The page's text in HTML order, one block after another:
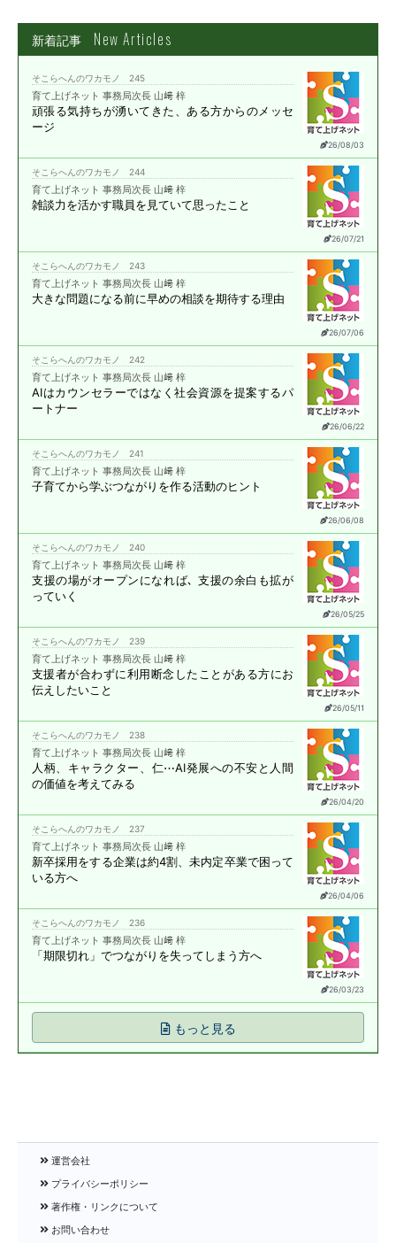
新着記事 New Articles
26/08/03
そこらへんのワカモノ 245
育て上げネット 事務局次長 山﨑 梓
頑張る気持ちが湧いてきた、 ある方からのメッセ
ージ
26/07/21
そこらへんのワカモノ 244
育て上げネット 事務局次長 山﨑 梓
雑談力を活かす職員を見ていて思ったこと
26/07/06
そこらへんのワカモノ 243
育て上げネット 事務局次長 山﨑 梓
大きな問題になる前に早めの相談を期待する理由
26/06/22
そこらへんのワカモノ 242
育て上げネット 事務局次長 山﨑 梓
AIはカウンセラーではなく社会資源を提案するパ
ートナー
26/06/08
そこらへんのワカモノ 241
育て上げネット 事務局次長 山﨑 梓
子育てから学ぶつながりを作る活動のヒント
26/05/25
そこらへんのワカモノ 240
育て上げネット 事務局次長 山﨑 梓
支援の場がオープンになれば､支援の余白も拡が
っていく
26/05/11
そこらへんのワカモノ 239
育て上げネット 事務局次長 山﨑 梓
支援者が合わずに利用断念したことがある方にお
伝えしたいこと
26/04/20
そこらへんのワカモノ 238
育て上げネット 事務局次長 山﨑 梓
人柄、キャラクター、仁⋯AI発展への不安と 人間
の価値を考えてみる
26/04/06
そこらへんのワカモノ 237
育て上げネット 事務局次長 山﨑 梓
新卒採用をする企業は約4割、未内定卒業で困って
いる方へ
26/03/23
そこらへんのワカモノ 236
育て上げネット 事務局次長 山﨑 梓
「期限切れ」でつながりを失ってしまう方へ
もっと見る
運営会社
プライバシーポリシー
著作権・リンクについて
お問い合わせ